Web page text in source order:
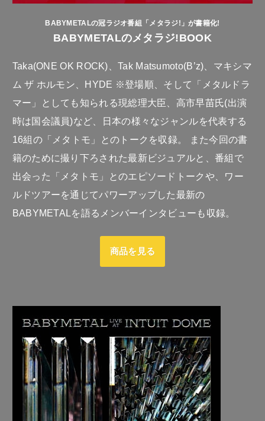
BABYMETALの冠ラジオ番組「メタラジ!」が書籍化!
BABYMETALのメタラジ!BOOK
Taka(ONE OK ROCK)、Tak Matsumoto(B’z)、マキシマ
ム ザ ホルモン、HYDE ※登場順、そして「メタルドラ
マー」としても知られる現総理大臣、高市早苗氏(出演
時は国会議員)など、日本の様々なジャンルを代表する
16組の「メタトモ」とのトークを収録。 また今回の書
籍のために撮り下ろされた最新ビジュアルと、番組で
出会った「メタトモ」とのエピソードトークや、ワー
ルドツアーを通じてパワーアップした最新の
BABYMETALを語るメンバーインタビューも収録。
商品を見る